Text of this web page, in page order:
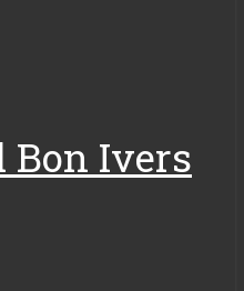
Bon Ivers